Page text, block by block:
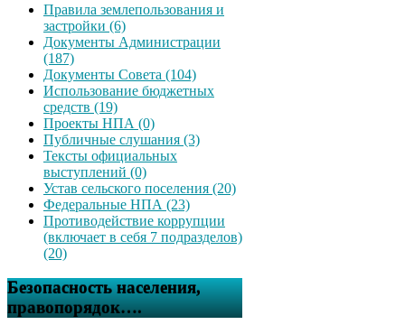
Правила землепользования и
застройки (6)
Документы Администрации
(187)
Документы Совета (104)
Использование бюджетных
средств (19)
Проекты НПА (0)
Публичные слушания (3)
Тексты официальных
выступлений (0)
Устав сельского поселения (20)
Федеральные НПА (23)
Противодействие коррупции
(включает в себя 7 подразделов)
(20)
Безопасность населения,
правопорядок….